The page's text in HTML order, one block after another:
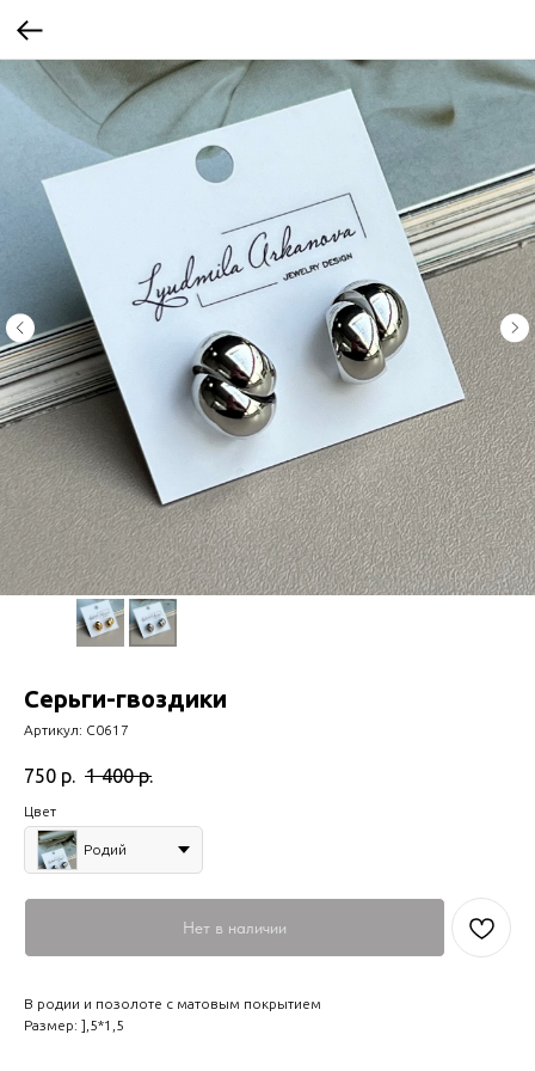
Серьги-гвоздики
Артикул: С0617
750 р. 1 400 р.
Цвет
Родий
Нет в наличии
В родии и позолоте с матовым покрытием
Размер: ],5*1,5